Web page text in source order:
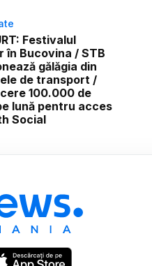
Festivalul
în Bucovina / STB
gălăgia din
de transport /
100.000 de
lună pentru acces
Social